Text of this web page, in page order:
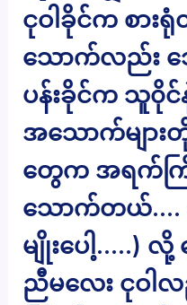
ငုဝါခိုင်က စာ
သောက်လည်း
ပန်းခိုင်က သူ၀ို
အသောက်များ
တွေက အရက်
သောက်တယ်….
မျိုးပေါ့…..)
ညီမလေး ငုဝ